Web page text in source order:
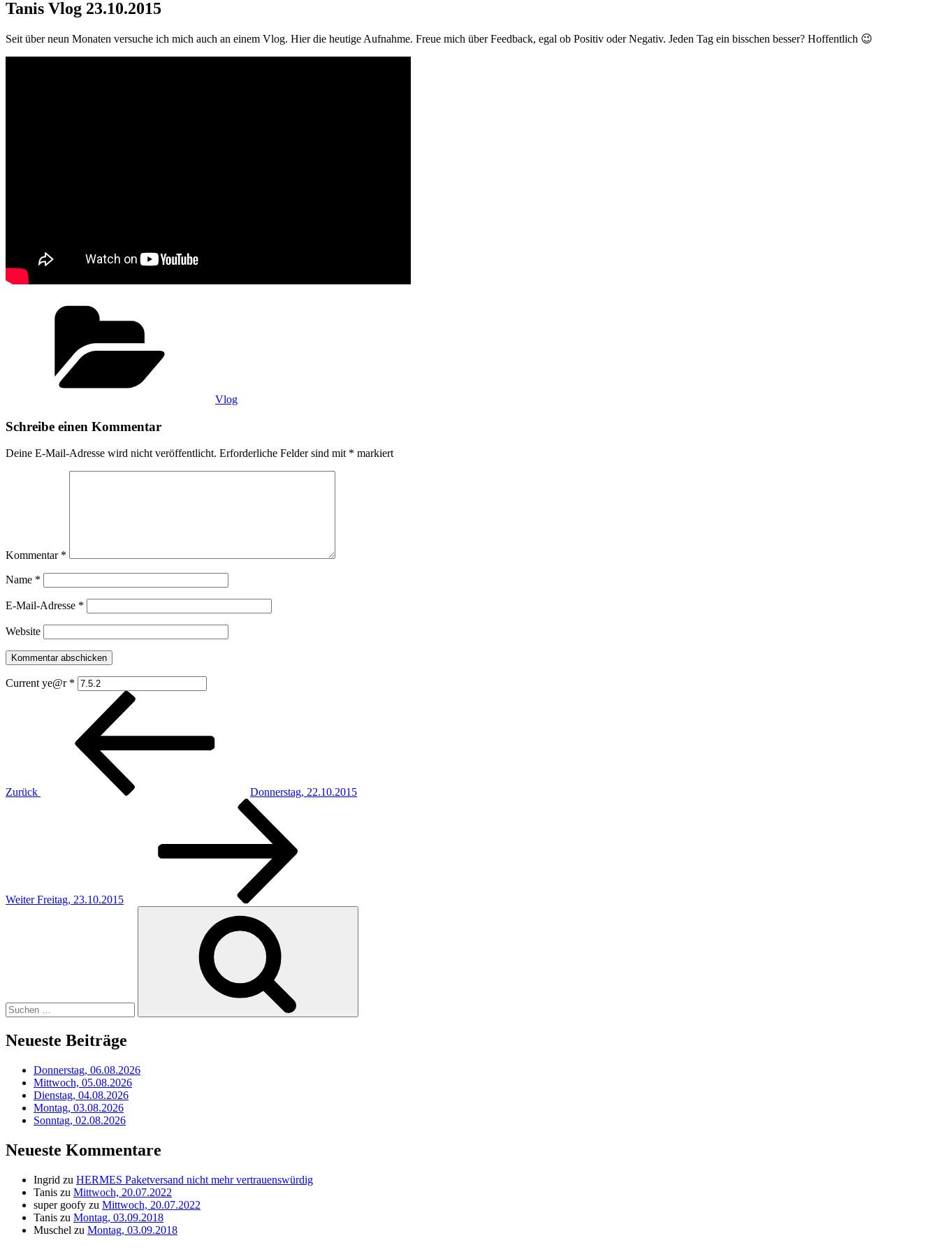
Tanis Vlog 23.10.2015
Seit über neun Monaten versuche ich mich auch an einem Vlog. Hier die heutige Aufnahme. Freue mich über Feedback, egal ob Positiv oder Negativ. Jeden Tag ein bisschen besser? Hoffentlich 😉
Vlog
Schreibe einen Kommentar
Deine E-Mail-Adresse wird nicht veröffentlicht. Erforderliche Felder sind mit * markiert
Kommentar *
Name *
E-Mail-Adresse *
Website
Current ye@r *
Beitragsnavigation
Zurück
Donnerstag, 22.10.2015
Weiter Freitag, 23.10.2015
Neueste Beiträge
Donnerstag, 06.08.2026
Mittwoch, 05.08.2026
Dienstag, 04.08.2026
Montag, 03.08.2026
Sonntag, 02.08.2026
Neueste Kommentare
Ingrid zu HERMES Paketversand nicht mehr vertrauenswürdig
Tanis zu Mittwoch, 20.07.2022
super goofy zu Mittwoch, 20.07.2022
Tanis zu Montag, 03.09.2018
Muschel zu Montag, 03.09.2018